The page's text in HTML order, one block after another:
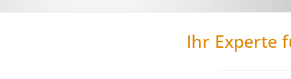
Ihr Experte